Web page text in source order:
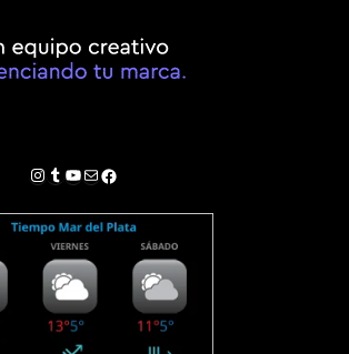
Instagram
Tumblr
YouTube
Correo electrónico
Facebook